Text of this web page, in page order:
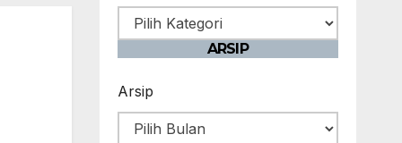
ARSIP
Arsip